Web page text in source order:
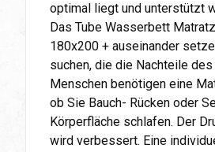
optimal liegt und unterstützt
Das Tube Wasserbett
180x200 + auseinander
suchen, die die Nachteile
Menschen benötigen eine
ob Sie Bauch- Rücken oder
Körperfläche schlafen. Der
wird verbessert. Eine